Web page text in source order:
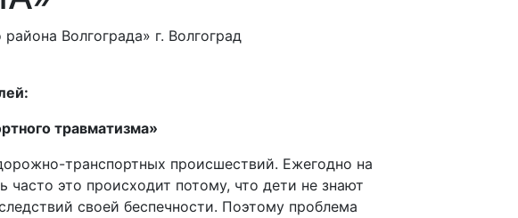
Волгограда» г. Волгоград
травматизма»
транспортных происшествий. Ежегодно на
это происходит потому, что дети не знают
своей беспечности. Поэтому проблема